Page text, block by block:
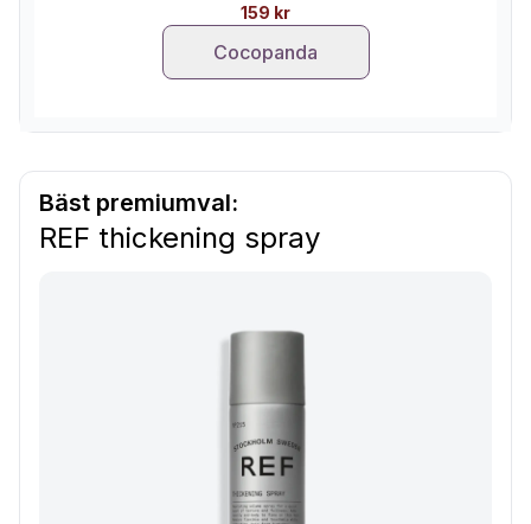
159 kr
Cocopanda
Bäst premiumval:
REF thickening spray